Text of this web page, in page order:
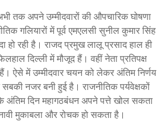
तक अपने उम्मीदवारों की औपचारिक घोषणा
गलियारों में पूर्व एमएलसी सुनील कुमार सिंह
हो रही है। राजद प्रमुख लालू प्रसाद हाल ही
दिल्ली में मौजूद हैं। वहीं नेता प्रतिपक्ष
ऐसे में उम्मीदवार चयन को लेकर अंतिम निर्णय
नजर बनी हुई है। राजनीतिक पर्यवेक्षकों
अंतिम दिन महागठबंधन अपने पत्ते खोल सकता
मुकाबला और रोचक हो सकता है।